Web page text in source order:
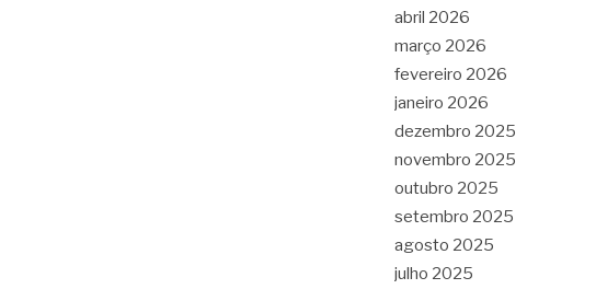
abril 2026
março 2026
fevereiro 2026
janeiro 2026
dezembro 2025
novembro 2025
outubro 2025
setembro 2025
agosto 2025
julho 2025